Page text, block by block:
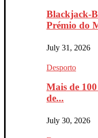
Blackjack-
Prémio do
July 31, 2026
Desporto
Mais de
de...
July 30, 2026